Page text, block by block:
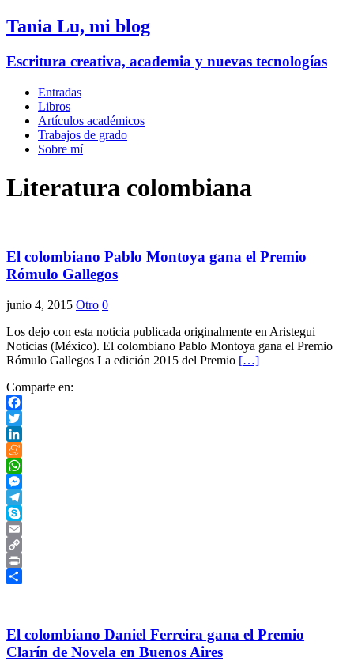
Tania Lu, mi blog
Escritura creativa, academia y nuevas tecnologías
Entradas
Libros
Artículos académicos
Trabajos de grado
Sobre mí
Literatura colombiana
El colombiano Pablo Montoya gana el Premio
Rómulo Gallegos
junio 4, 2015 Otro 0
Los dejo con esta noticia publicada originalmente en Aristegui
Noticias (México). El colombiano Pablo Montoya gana el Premio
Rómulo Gallegos La edición 2015 del Premio […]
Comparte en:
Facebook
Twitter
LinkedIn
Meneame
WhatsApp
Messenger
Telegram
Skype
Email
Copy
Link
Print
El colombiano Daniel Ferreira gana el Premio
Clarín de Novela en Buenos Aires